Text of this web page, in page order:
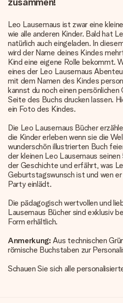
Leo Lausemaus ist zwar eine
wie alle anderen Kinder. Bald hat
natürlich auch eingeladen. In
wird der Name deines Kindes
Kind eine eigene Rolle bekommt.
eines der Leo Lausemaus
mit dem Namen des Kindes
kannst du noch einen
Seite des Buchs drucken lassen.
ein Foto des Kindes.
Die Leo Lausemaus Bücher
die Kinder erleben wenn sie die
wunderschön illustrierten Buch
der kleinen Leo Lausemaus
der Geschichte und erfährt, was
Geburtstagswunsch ist und wen
Party einlädt.
Die pädagogisch wertvollen und
Lausemaus Bücher sind exklusiv
Form erhältlich.
Anmerkung: Aus technischen
römische Buchstaben zur
Schauen Sie sich alle